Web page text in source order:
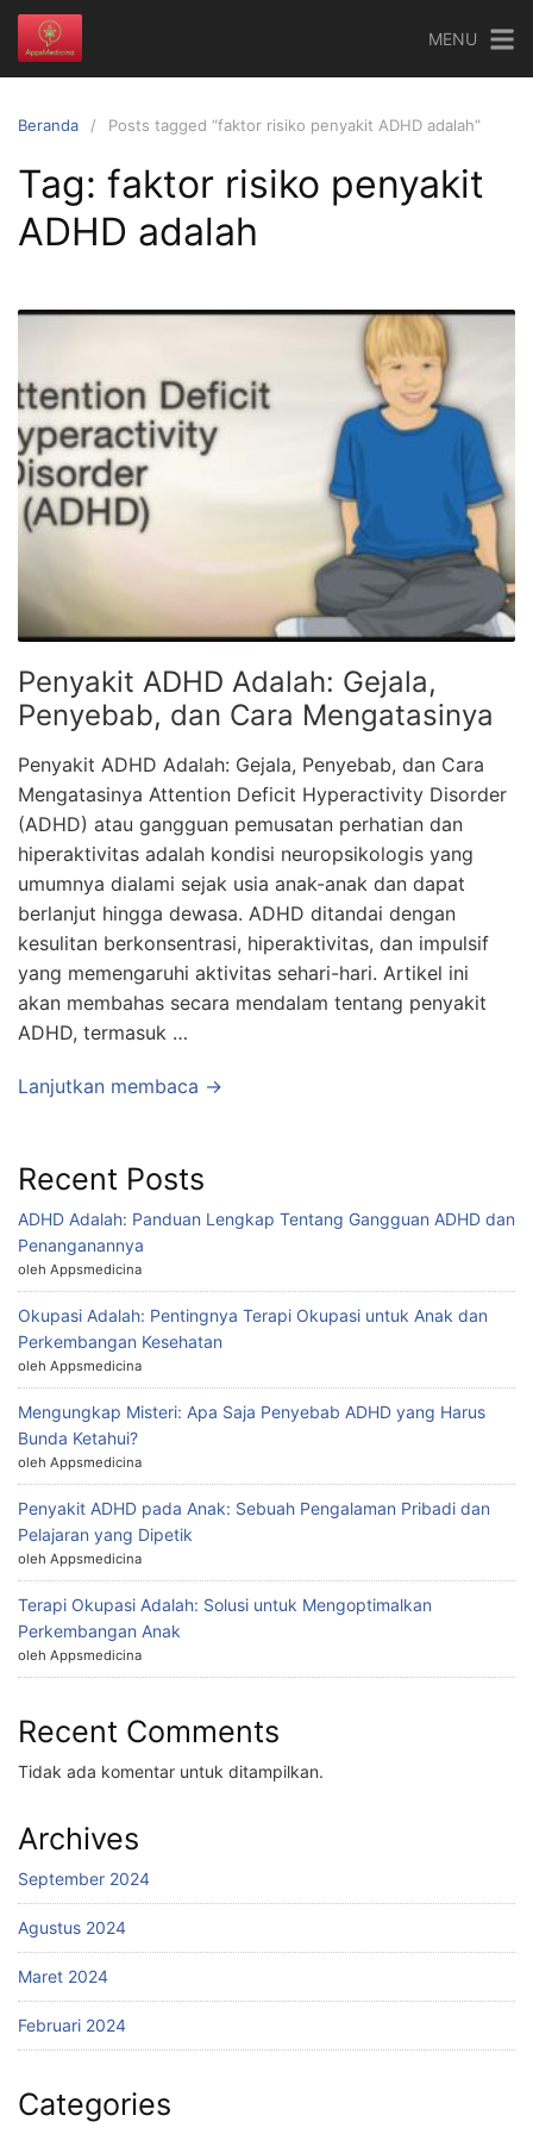
Langsung
konten
MENU
Beranda Posts tagged “faktor risiko penyakit ADHD adalah”
Tag: faktor risiko penyakit
ADHD adalah
Penyakit ADHD Adalah: Gejala,
Penyebab, dan Cara Mengatasinya
Penyakit ADHD Adalah: Gejala, Penyebab, dan Cara
Mengatasinya Attention Deficit Hyperactivity Disorder
(ADHD) atau gangguan pemusatan perhatian dan
hiperaktivitas adalah kondisi neuropsikologis yang
umumnya dialami sejak usia anak-anak dan dapat
berlanjut hingga dewasa. ADHD ditandai dengan
kesulitan berkonsentrasi, hiperaktivitas, dan impulsif
yang memengaruhi aktivitas sehari-hari. Artikel ini
akan membahas secara mendalam tentang penyakit
ADHD, termasuk …
Lanjutkan membaca →
Recent Posts
ADHD Adalah: Panduan Lengkap Tentang Gangguan ADHD dan
Penanganannya
oleh Appsmedicina
Okupasi Adalah: Pentingnya Terapi Okupasi untuk Anak dan
Perkembangan Kesehatan
oleh Appsmedicina
Mengungkap Misteri: Apa Saja Penyebab ADHD yang Harus
Bunda Ketahui?
oleh Appsmedicina
Penyakit ADHD pada Anak: Sebuah Pengalaman Pribadi dan
Pelajaran yang Dipetik
oleh Appsmedicina
Terapi Okupasi Adalah: Solusi untuk Mengoptimalkan
Perkembangan Anak
oleh Appsmedicina
Recent Comments
Tidak ada komentar untuk ditampilkan.
Archives
September 2024
Agustus 2024
Maret 2024
Februari 2024
Categories